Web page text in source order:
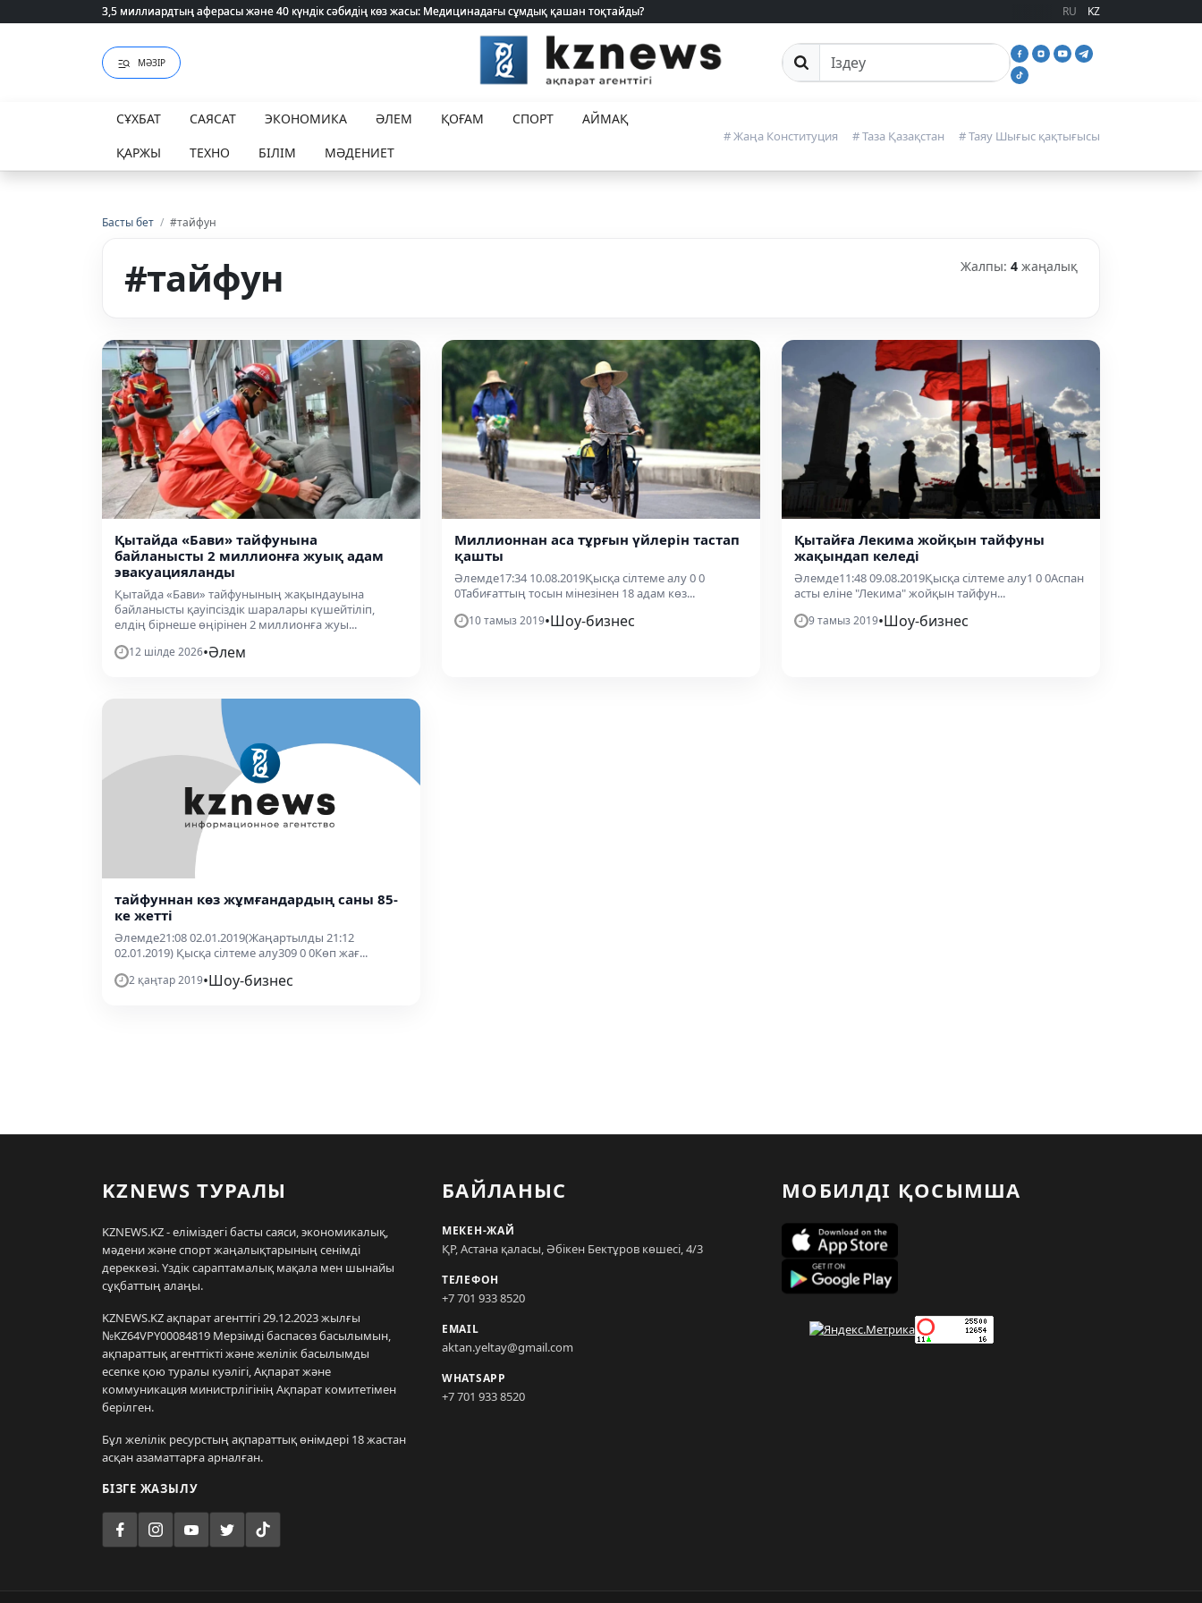
3,5 миллиардтың аферасы және 40 күндік сәбидің көз жасы: Медицинадағы сұмдық қашан тоқтайды?
3,5 миллиардтың аферасы және 40 күндік сәбидің көз жасы: Медицинадағы сұмдық қашан тоқтайды? RU KZ
МӘЗІР Сайттан іздеу
СҰХБАТ САЯСАТ ЭКОНОМИКА ӘЛЕМ ҚОҒАМ СПОРТ
АЙМАҚ
ҚАРЖЫ
ТЕХНО БІЛІМ МӘДЕНИЕТ
# Жаңа Конституция # Таза Қазақстан # Таяу Шығыс қақтығысы
Басты бет / #тайфун
#тайфун Жалпы: 4 жаңалық
Қытайда «Бави» тайфунына
байланысты 2 миллионға жуық адам
эвакуацияланды
Қытайда «Бави» тайфунының жақындауына
байланысты қауіпсіздік шаралары күшейтіліп,
елдің бірнеше өңірінен 2 миллионға жуы...
12 шілде 2026•Әлем
Миллионнан аса тұрғын үйлерін тастап
қашты
Әлемде17:34 10.08.2019Қысқа сілтеме алу 0 0
0Табиғаттың тосын мінезінен 18 адам көз...
10 тамыз 2019•Шоу-бизнес
Қытайға Лекима жойқын тайфуны
жақындап келеді
Әлемде11:48 09.08.2019Қысқа сілтеме алу1 0 0Аспан
асты еліне "Лекима" жойқын тайфун...
9 тамыз 2019•Шоу-бизнес
тайфуннан көз жұмғандардың саны 85-
ке жетті
Әлемде21:08 02.01.2019(Жаңартылды 21:12
02.01.2019) Қысқа сілтеме алу309 0 0Көп жағ...
2 қаңтар 2019•Шоу-бизнес
KZNEWS ТУРАЛЫ
KZNEWS.KZ - еліміздегі басты саяси, экономикалық,
мәдени және спорт жаңалықтарының сенімді
дереккөзі. Үздік сараптамалық мақала мен шынайы
сұқбаттың алаңы.
KZNEWS.KZ ақпарат агенттігі 29.12.2023 жылғы
№KZ64VPY00084819 Мерзімді баспасөз басылымын,
ақпараттық агенттікті және желілік басылымды
есепке қою туралы куәлігі, Ақпарат және
коммуникация министрлігінің Ақпарат комитетімен
берілген.
Бұл желілік ресурстың ақпараттық өнімдері 18 жастан
асқан азаматтарға арналған.
БІЗГЕ ЖАЗЫЛУ
БАЙЛАНЫС
МЕКЕН-ЖАЙ
ҚР, Астана қаласы, Әбікен Бектұров көшесі, 4/3
ТЕЛЕФОН
+7 701 933 8520
EMAIL
aktan.yeltay@gmail.com
WHATSAPP
+7 701 933 8520
МОБИЛДІ ҚОСЫМША